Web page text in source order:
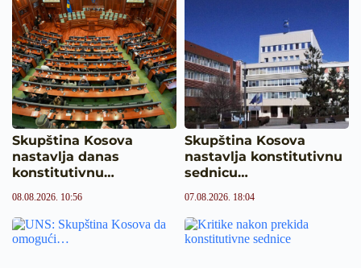
Skupština Kosova
nastavlja danas
konstitutivnu…
08.08.2026. 10:56
Skupština Kosova
nastavlja konstitutivnu
sednicu…
07.08.2026. 18:04